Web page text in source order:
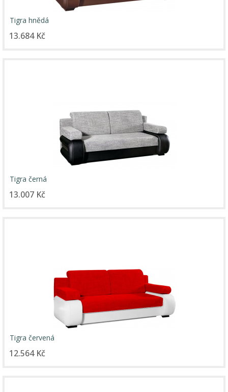
Tigra hnědá
13.684 Kč
Tigra černá
13.007 Kč
Tigra červená
12.564 Kč